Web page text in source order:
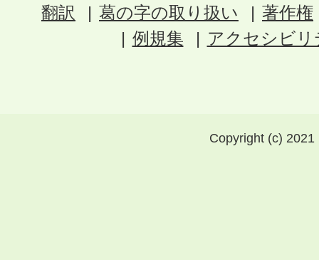
翻訳 葛の字の取り扱い
著作権
例規集
アクセシビ
Copyright (c)